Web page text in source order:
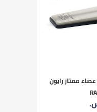
ممتاز رايون